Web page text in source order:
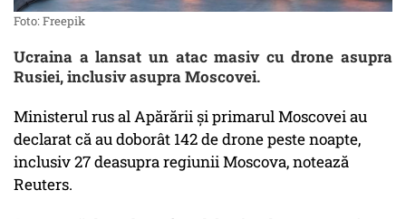
Foto: Freepik
Ucraina a lansat un atac masiv cu drone asupra
Rusiei, inclusiv asupra Moscovei.
Ministerul rus al Apărării și primarul Moscovei au
declarat că au doborât 142 de drone peste noapte,
inclusiv 27 deasupra regiunii Moscova, notează
Reuters.